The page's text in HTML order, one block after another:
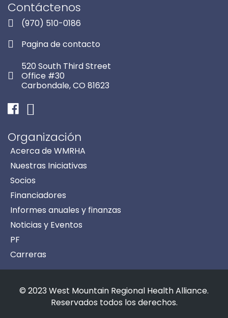
Contáctenos
(970) 510-0186
Pagina de contacto
520 South Third Street
Office #30
Carbondale, CO 81623
FacebookInstagram
Organización
Acerca de WMRHA
Nuestras Iniciativas
Socios
Financiadores
Informes anuales y finanzas
Noticias y Eventos
PF
Carreras
© 2023 West Mountain Regional Health Alliance.
Reservados todos los derechos.